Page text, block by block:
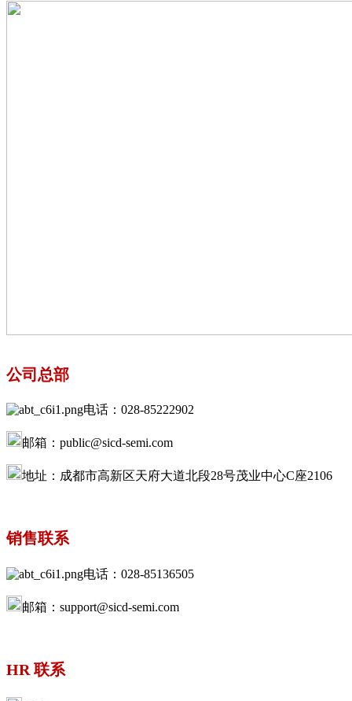
公司总部
电话：028-85222902
邮箱：public@sicd-semi.com
地址：成都市高新区天府大道北段28号茂业中心C座2106
销售联系
电话：028-85136505
邮箱：support@sicd-semi.com
HR 联系